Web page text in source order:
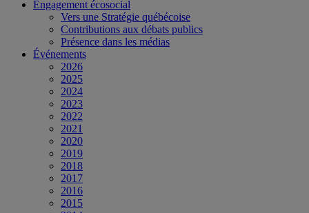
Engagement écosocial
Vers une Stratégie québécoise
Contributions aux débats publics
Présence dans les médias
Événements
2026
2025
2024
2023
2022
2021
2020
2019
2018
2017
2016
2015